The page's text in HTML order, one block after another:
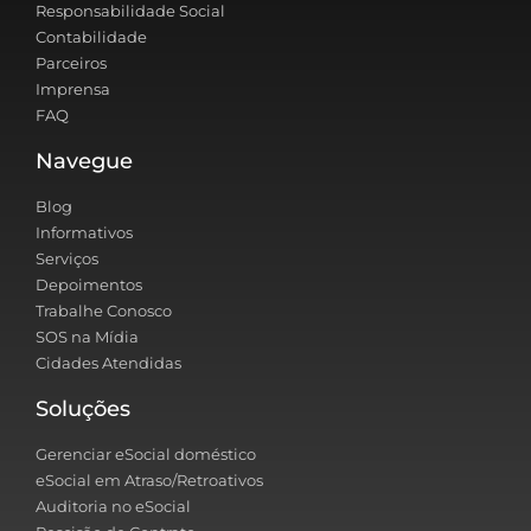
Responsabilidade Social
Contabilidade
Parceiros
Imprensa
FAQ
Navegue
Blog
Informativos
Serviços
Depoimentos
Trabalhe Conosco
SOS na Mídia
Cidades Atendidas
Soluções
Gerenciar eSocial doméstico
eSocial em Atraso/Retroativos
Auditoria no eSocial